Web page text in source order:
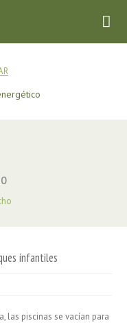
infantiles
las piscinas se vacían para